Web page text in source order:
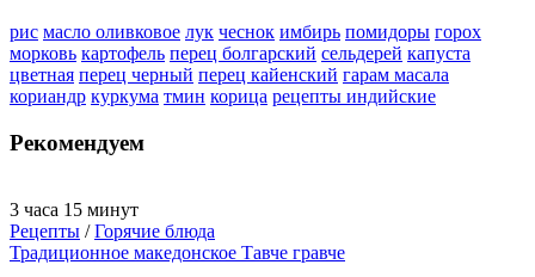
рис масло оливковое лук чеснок имбирь помидоры горох
морковь картофель перец болгарский сельдерей капуста
цветная перец черный перец кайенский гарам масала
кориандр куркума тмин корица рецепты индийские
Рекомендуем
3 часа 15 минут
Рецепты /Горячие блюда
Традиционное македонское Тавче гравче